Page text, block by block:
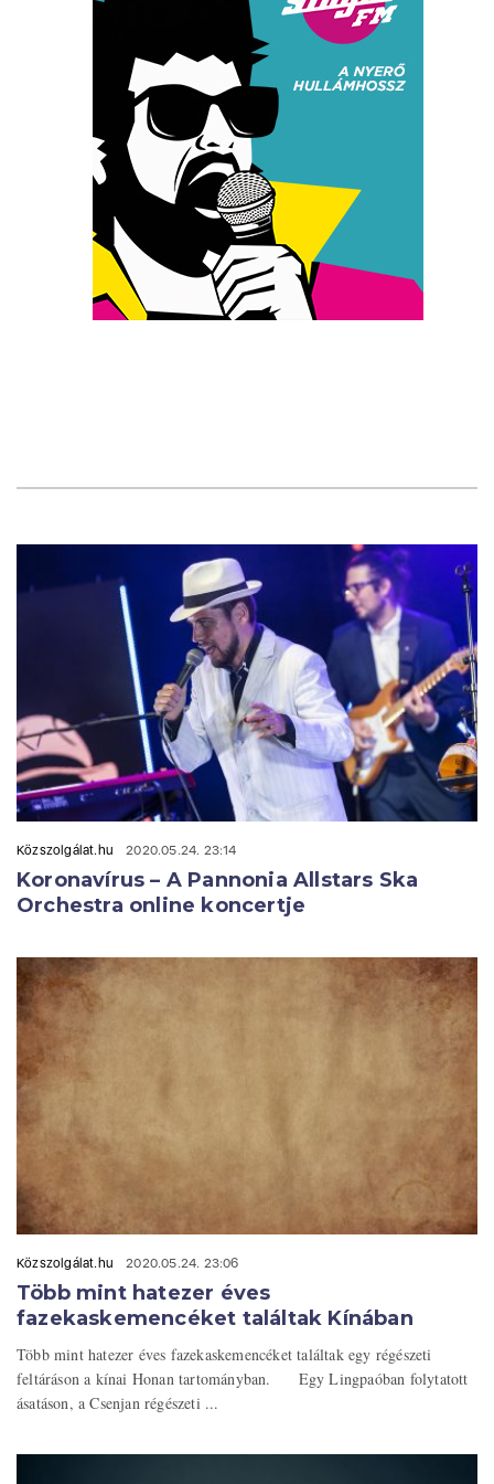
Közszolgálat.hu 2020.05.24. 23:14
Koronavírus – A Pannonia Allstars Ska
Orchestra online koncertje
Közszolgálat.hu 2020.05.24. 23:06
Több mint hatezer éves
fazekaskemencéket találtak Kínában
Több mint hatezer éves fazekaskemencéket találtak egy régészeti
feltáráson a kínai Honan tartományban. Egy Lingpaóban folytatott
ásatáson, a Csenjan régészeti ...